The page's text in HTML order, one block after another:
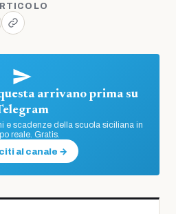
arrivano prima su
e scadenze della scuola siciliana in
reale. Gratis.
al canale →